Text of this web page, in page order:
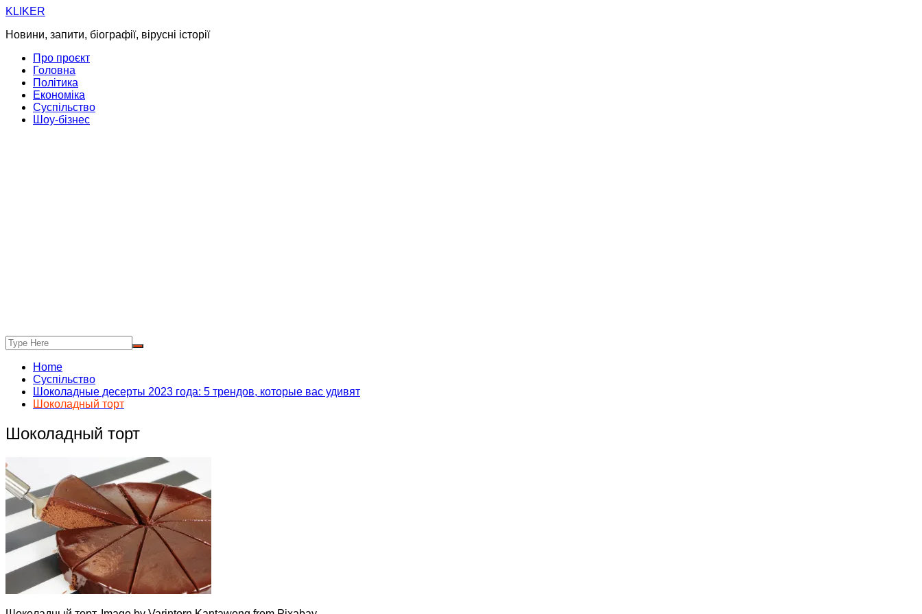
Skip
content
KLIKER
Новини, запити, біографії, вірусні історії
Про проєкт
Головна
Політика
Економіка
Суспільство
Шоу-бізнес
Home
Суспільство
Шоколадные десерты 2023 года: 5 трендов, которые вас удивят
Шоколадный торт
Шоколадный торт